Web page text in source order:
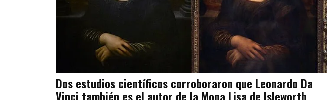
Dos estudios científicos corroboraron que Leonardo Da
Vinci también es el autor de la Mona Lisa de Isleworth